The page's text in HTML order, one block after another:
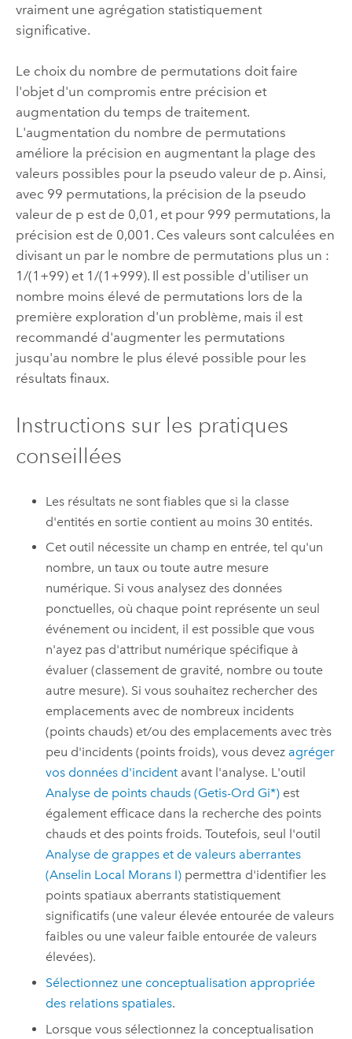
vraiment une agrégation statistiquement
significative.
Le choix du nombre de permutations doit faire
l'objet d'un compromis entre précision et
augmentation du temps de traitement.
L'augmentation du nombre de permutations
améliore la précision en augmentant la plage des
valeurs possibles pour la pseudo valeur de p. Ainsi,
avec 99 permutations, la précision de la pseudo
valeur de p est de 0,01, et pour 999 permutations, la
précision est de 0,001. Ces valeurs sont calculées en
divisant un par le nombre de permutations plus un :
1/(1+99) et 1/(1+999). Il est possible d'utiliser un
nombre moins élevé de permutations lors de la
première exploration d'un problème, mais il est
recommandé d'augmenter les permutations
jusqu'au nombre le plus élevé possible pour les
résultats finaux.
Instructions sur les pratiques
conseillées
Les résultats ne sont fiables que si la classe
d'entités en sortie contient au moins 30 entités.
Cet outil nécessite un champ en entrée, tel qu'un
nombre, un taux ou toute autre mesure
numérique. Si vous analysez des données
ponctuelles, où chaque point représente un seul
événement ou incident, il est possible que vous
n'ayez pas d'attribut numérique spécifique à
évaluer (classement de gravité, nombre ou toute
autre mesure). Si vous souhaitez rechercher des
emplacements avec de nombreux incidents
(points chauds) et/ou des emplacements avec très
peu d'incidents (points froids), vous devez agréger
vos données d'incident avant l'analyse. L'outil
Analyse de points chauds (Getis-Ord Gi*) est
également efficace dans la recherche des points
chauds et des points froids. Toutefois, seul l'outil
Analyse de grappes et de valeurs aberrantes
(Anselin Local Morans I) permettra d'identifier les
points spatiaux aberrants statistiquement
significatifs (une valeur élevée entourée de valeurs
faibles ou une valeur faible entourée de valeurs
élevées).
Sélectionnez une conceptualisation appropriée
des relations spatiales.
Lorsque vous sélectionnez la conceptualisation